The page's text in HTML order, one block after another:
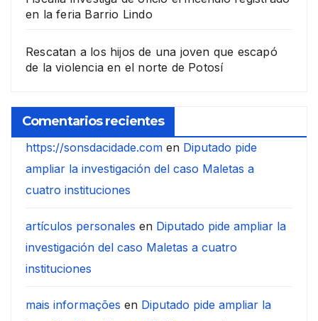
en la feria Barrio Lindo
Rescatan a los hijos de una joven que escapó
de la violencia en el norte de Potosí
Comentarios recientes
https://sonsdacidade.com en Diputado pide
ampliar la investigación del caso Maletas a
cuatro instituciones
artículos personales en Diputado pide ampliar la
investigación del caso Maletas a cuatro
instituciones
mais informações en Diputado pide ampliar la